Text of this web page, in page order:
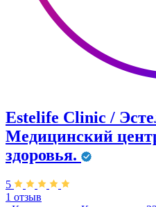
Estelife Clinic /
Медицинский
здоровья.
5
1 отзыв